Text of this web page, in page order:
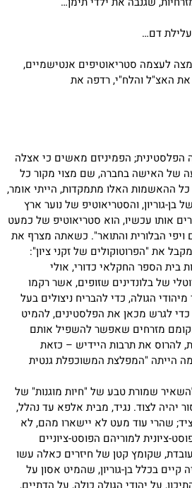
דם…
לעצמה סטריאוטיפים אנטישמיים,
האצ"ל והלח"י, רדפה את
הפמיניזם מאשים כי אצלה
של האישה בחברה, שם מצוי מקור כל
כל ההאשמות האלו מתמקדות, הייתי אומר,
בן-גוריון, והסטריאוטיפ של נוער ארץ
אותו עכשיו, הוא סטריאוטיפ של כמעט
ויפי הבלורית והתואר". כשאתה מצרף את
את "הפרוטוקולים של זקני ציון":
בית הספר החקלאי כדורי, אולי
של בלונדינים שזופים, אשר רקמו
הגולה, כדי להבריח ניצולים בעל
לגרש מכאן את הפלסטינים, להמיט
מזרחים שאפשר להשפיל אותם
להרוס את תרבות היידיש – כזאת
הייתה "המפלצת המשוכפלת גנטית
שמורת טבע של "חיות מוגנות" של
יהיה לצוד. נגיד, מבית אלפא עד נהלל,
שהרי עוד מעט לא יישארו מהם, לא
ציונית למוריהם הפוסט-ציוניים
שקומץ קטן של חיזרים כאלה עשו
בכלל בן-גוריון, שהמיט אסון על